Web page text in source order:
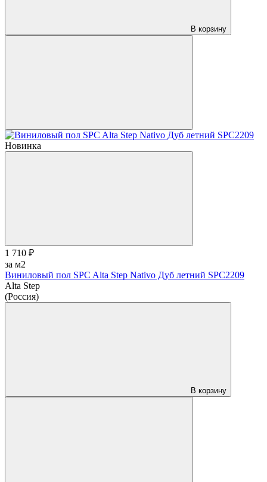
В корзину
Новинка
1 710 ₽
за м2
Виниловый пол SPC Alta Step Nativo Дуб летний SPC2209
Alta Step
(Россия)
В корзину